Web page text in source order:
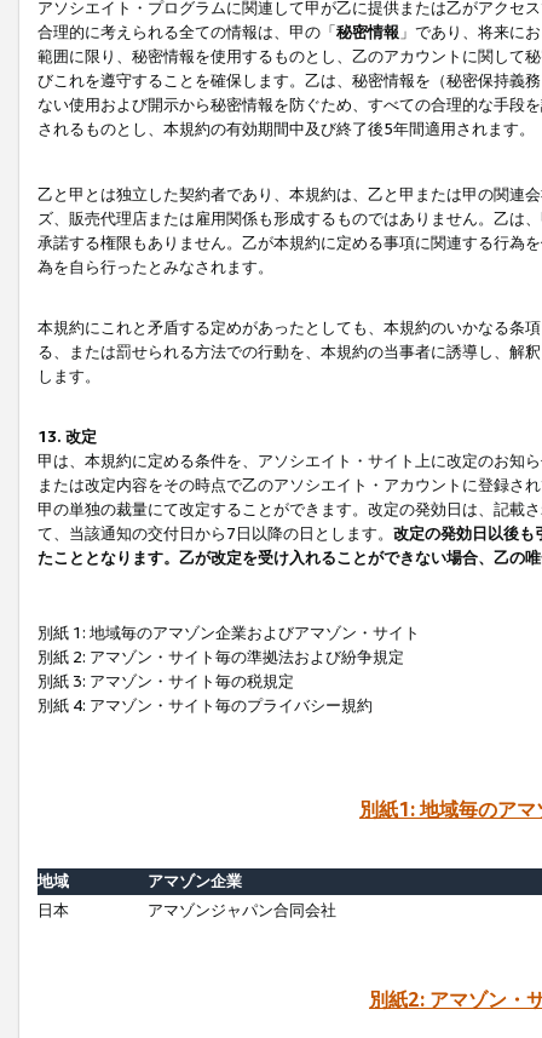
アソシエイト・プログラムに関連して甲が乙に提供または乙がアクセ
合理的に考えられる全ての情報は、甲の「秘密情報 」であり、将来に
範囲に限り、秘密情報を使用するものとし、乙のアカウントに関して
びこれを遵守することを確保します。乙は、秘密情報を（秘密保持義
ない使用および開示から秘密情報を防ぐため、すべての合理的な手段
されるものとし、本規約の有効期間中及び終了後5年間適用されます。
乙と甲とは独立した契約者であり、本規約は、乙と甲または甲の関連
ズ、販売代理店または雇用関係も形成するものではありません。乙は
承諾する権限もありません。乙が本規約に定める事項に関連する行為
為を自ら行ったとみなされます。
本規約にこれと矛盾する定めがあったとしても、本規約のいかなる条
る、または罰せられる方法での行動を、本規約の当事者に誘導し、解
します。
13. 改定
甲は、本規約に定める条件を、アソシエイト・サイト上に改定のお知
または改定内容をその時点で乙のアソシエイト・アカウントに登録さ
甲の単独の裁量にて改定することができます。改定の発効日は、記載
て、当該通知の交付日から7日以降の日とします。 改定の発効日以後も
たこととなります。乙が改定を受け入れることができない場合、乙の
別紙 1: 地域毎のアマゾン企業およびアマゾン・サイト
別紙 2: アマゾン・サイト毎の準拠法および紛争規定
別紙 3: アマゾン・サイト毎の税規定
別紙 4: アマゾン・サイト毎のプライバシー規約
別紙1: 地域毎のア
地域
アマゾン企業
日本
アマゾンジャパン合同会社
別紙2: アマゾン・